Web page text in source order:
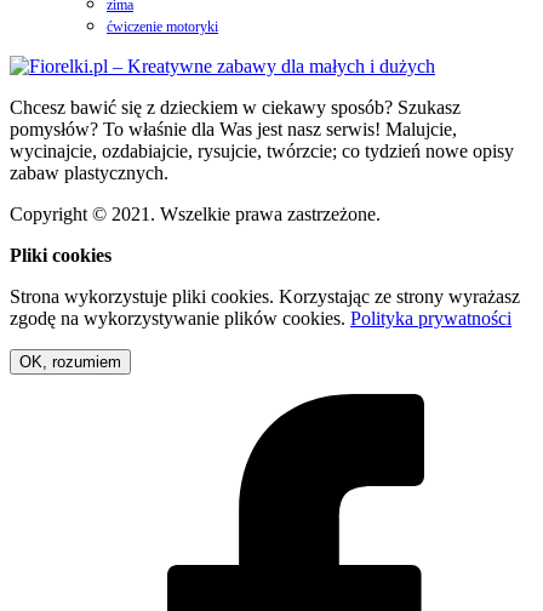
zima
ćwiczenie motoryki
Chcesz bawić się z dzieckiem w ciekawy sposób? Szukasz
pomysłów? To właśnie dla Was jest nasz serwis! Malujcie,
wycinajcie, ozdabiajcie, rysujcie, twórzcie; co tydzień nowe opisy
zabaw plastycznych.
Copyright © 2021. Wszelkie prawa zastrzeżone.
Pliki cookies
Strona wykorzystuje pliki cookies. Korzystając ze strony wyrażasz
zgodę na wykorzystywanie plików cookies. Polityka prywatności
OK, rozumiem